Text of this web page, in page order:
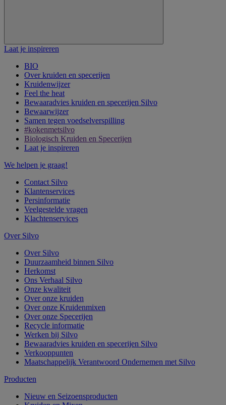
Laat je inspireren
BIO
Over kruiden en specerijen
Kruidenwijzer
Feel the heat
Bewaaradvies kruiden en specerijen Silvo
Bewaarwijzer
Samen tegen voedselverspilling
#kokenmetsilvo
Biologisch Kruiden en Specerijen
Laat je inspireren
We helpen je graag!
Contact Silvo
Klantenservices
Persinformatie
Veelgestelde vragen
Klachtenservices
Over Silvo
Over Silvo
Duurzaamheid binnen Silvo
Herkomst
Ons Verhaal Silvo
Onze kwaliteit
Over onze kruiden
Over onze Kruidenmixen
Over onze Specerijen
Recycle informatie
Werken bij Silvo
Bewaaradvies kruiden en specerijen Silvo
Verkooppunten
Maatschappelijk Verantwoord Ondernemen met Silvo
Producten
Nieuw en Seizoensproducten